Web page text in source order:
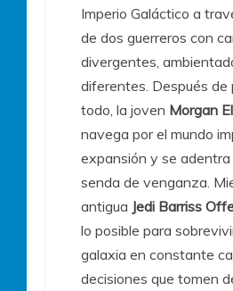
Imperio Galáctico a
de dos guerreros con
divergentes,
diferentes. Después de
todo, la joven Morgan
navega por el mundo
expansión y se adentra
senda de venganza.
antigua Jedi Barriss
lo posible para
galaxia en constante
decisiones que tomen